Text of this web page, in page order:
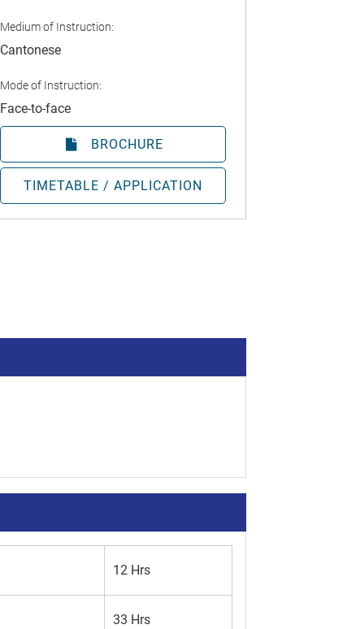
Medium of Instruction:
Cantonese
Mode of Instruction:
Face-to-face
BROCHURE
TIMETABLE / APPLICATION
12 Hrs
33 Hrs